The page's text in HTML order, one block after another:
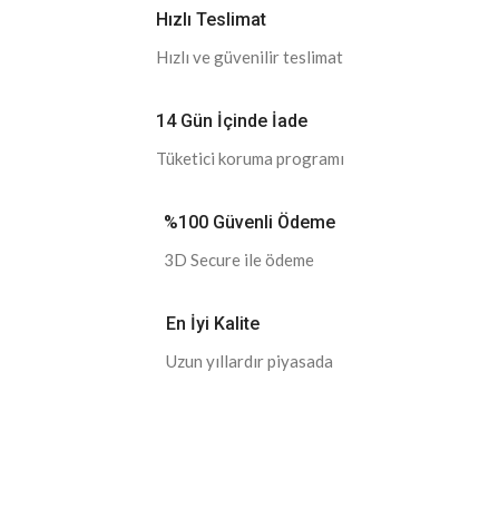
Hızlı Teslimat
Hızlı ve güvenilir teslimat
14 Gün İçinde İade
Tüketici koruma programı
%100 Güvenli Ödeme
3D Secure ile ödeme
En İyi Kalite
Uzun yıllardır piyasada